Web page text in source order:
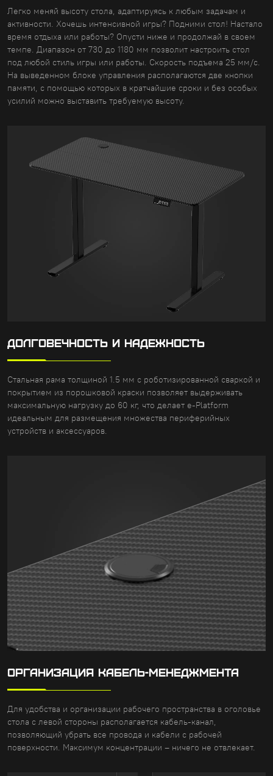
Легко меняй высоту стола, адаптируясь к любым задачам и
активности. Хочешь интенсивной игры? Подними стол! Настало
время отдыха или работы? Опусти ниже и продолжай в своем
темпе. Диапазон от 730 до 1180 мм позволит настроить стол
под любой стиль игры или работы. Скорость подъема 25 мм/с.
На выведенном блоке управления располагаются две кнопки
памяти, с помощью которых в кратчайшие сроки и без особых
усилий можно выставить требуемую высоту.
ДОЛГОВЕЧНОСТЬ И НАДЕЖНОСТЬ
Стальная рама толщиной 1.5 мм с роботизированной сваркой и
покрытием из порошковой краски позволяет выдерживать
максимальную нагрузку до 60 кг, что делает e-Platform
идеальным для размещения множества периферийных
устройств и аксессуаров.
ОРГАНИЗАЦИЯ КАБЕЛЬ-МЕНЕДЖМЕНТА
Для удобства и организации рабочего пространства в оголовье
стола с левой стороны располагается кабель-канал,
позволяющий убрать все провода и кабели с рабочей
поверхности. Максимум концентрации – ничего не отвлекает.